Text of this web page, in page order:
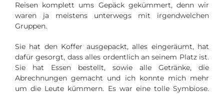
Reisen komplett ums Gepäck gekümmert, denn wir
waren ja meistens unterwegs mit irgendwelchen
Gruppen.
Sie hat den Koffer ausgepackt, alles eingeräumt, hat
dafür gesorgt, dass alles ordentlich an seinem Platz ist.
Sie hat Essen bestellt, sowie alle Getränke, die
Abrechnungen gemacht und ich konnte mich mehr
um die Leute kümmern. Es war eine tolle Symbiose.